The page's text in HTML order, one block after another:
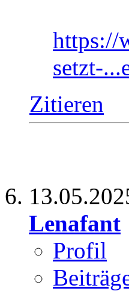
https://
setzt-
Zitieren
Lenafant
Profil